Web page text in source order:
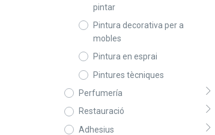
pintar
Pintura decorativa per a
mobles
Pintura en esprai
Pintures tècniques
Perfumería
Restauració
Adhesius